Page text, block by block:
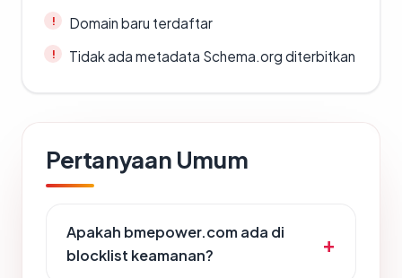
Domain baru terdaftar
Tidak ada metadata Schema.org diterbitkan
Pertanyaan Umum
Apakah bmepower.com ada di
blocklist keamanan?